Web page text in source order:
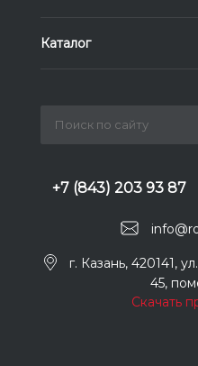
Каталог
+7 (843) 203 93 87
г. Казань, 420141,
45,
Скачать